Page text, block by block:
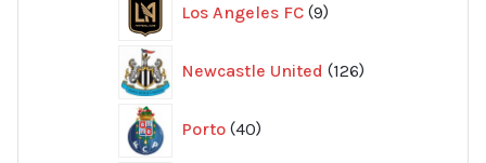
Los Angeles FC 9
produkter
Newcastle United 126
produkter
Porto 40
produkter